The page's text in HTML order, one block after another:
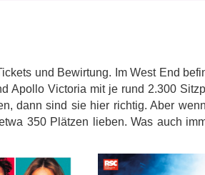
und Bewirtung. Im West End
Victoria mit je rund 2.300
dann sind sie hier richtig. Aber
350 Plätzen lieben. Was auch